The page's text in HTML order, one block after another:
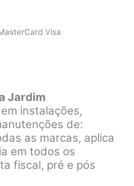
Visa
Jardim
instalações,
de:
as marcas, aplica
em todos os
fiscal, pré e pós